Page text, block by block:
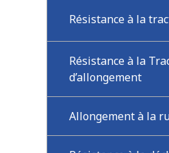
Résistance à la
Résistance à la
d’allongement
Allongement à la